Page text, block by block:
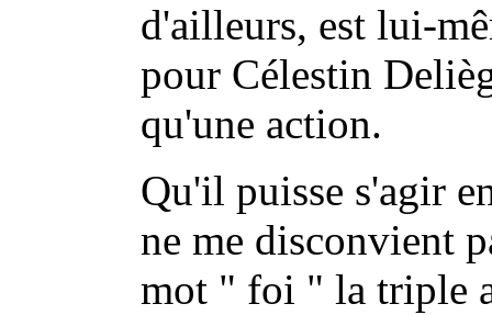
d'ailleurs, est lui-
pour Célestin
qu'une action.
Qu'il puisse s'agir
ne me disconvient
mot " foi " la triple